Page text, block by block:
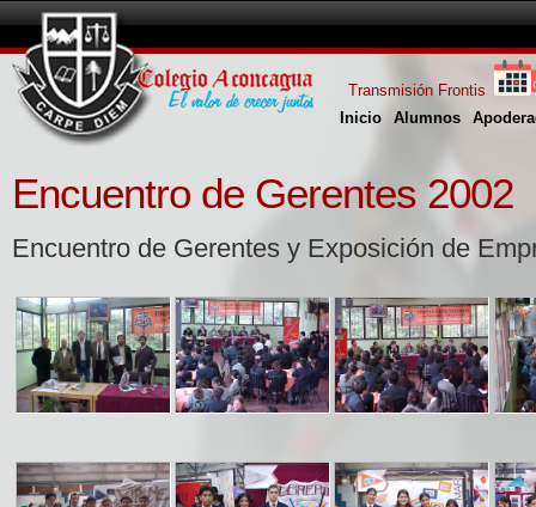
Inicio Alumnos
Transmisión Frontis
Encuentro de Gerentes 2002
Encuentro de Gerentes y Exposición de